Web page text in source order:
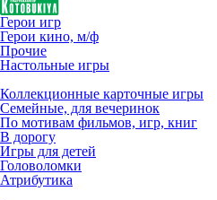
Герои игр
Герои кино, м/ф
Прочие
Настольные игры
Коллекционные карточные игры
Семейные, для вечеринок
По мотивам фильмов, игр, книг
В дорогу
Игры для детей
Головоломки
Атрибутика